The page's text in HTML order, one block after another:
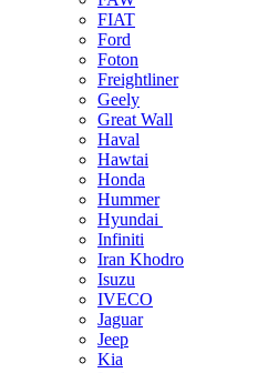
FIAT
Ford
Foton
Freightliner
Geely
Great Wall
Haval
Hawtai
Honda
Hummer
Hyundai
Infiniti
Iran Khodro
Isuzu
IVECO
Jaguar
Jeep
Kia